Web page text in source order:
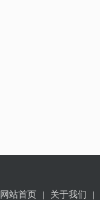
网站首页 | 关于我们 |